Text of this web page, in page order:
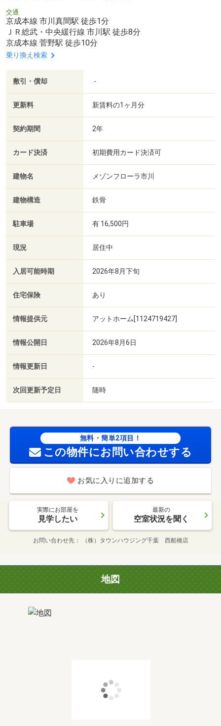
交通
京成本線 市川真間駅 徒歩1分
ＪＲ総武・中央緩行線 市川駅 徒歩8分
京成本線 菅野駅 徒歩10分
乗り換え検索
敷引・償却 -
更新料 新賃料の1ヶ月分
契約期間 2年
カード決済 初期費用カード決済可
建物名 メゾンフローラ市川
建物構造 鉄骨
駐車場 有 16,500円
現況 居住中
入居可能時期 2026年8月下旬
住宅保険 あり
情報提供元 アットホーム[1124719427]
情報公開日 2026年8月6日
情報更新日 -
次回更新予定日 随時
無料・簡単2項目！
この物件にお問い合わせする
お気に入りに追加する
実際にお部屋を
見学したい
最新の
空室状況を聞く
お問い合わせ先 （株）タウンハウジング千葉 西船橋店
地図